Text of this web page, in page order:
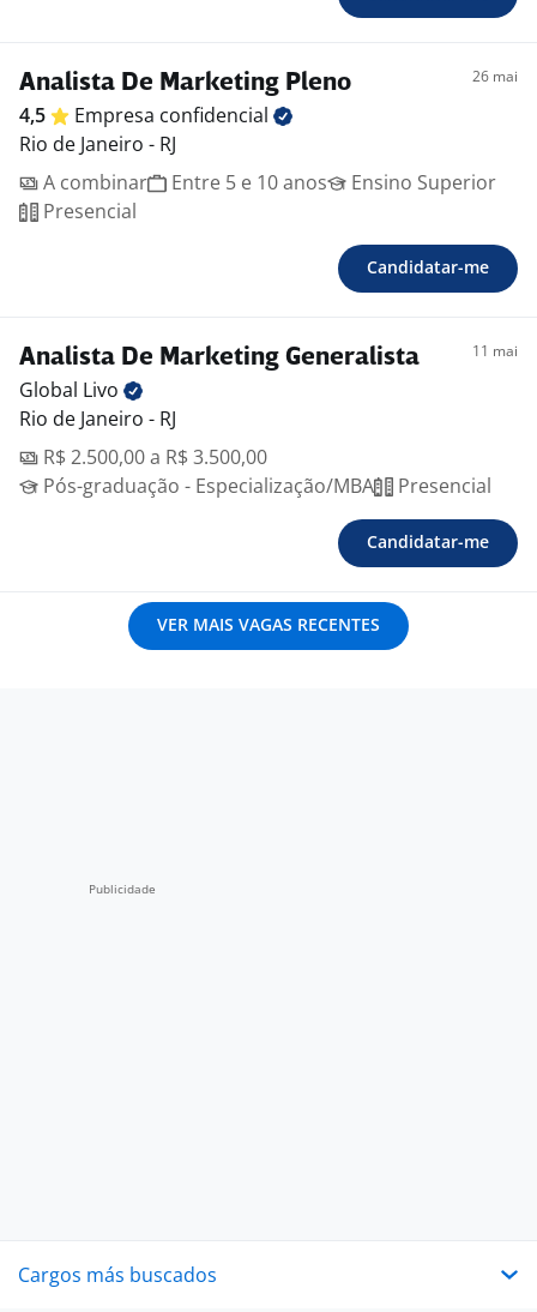
Analista De Marketing Pleno 26 mai
4,5 Empresa confidencial
Rio de Janeiro - RJ
A combinar
Entre 5 e 10 anos
Ensino Superior
Presencial
Candidatar-me
Analista De Marketing Generalista 11 mai
Global Livo
Rio de Janeiro - RJ
R$ 2.500,00 a R$ 3.500,00
Pós-graduação - Especialização/MBA
Presencial
Candidatar-me
VER MAIS VAGAS RECENTES
Cargos más buscados